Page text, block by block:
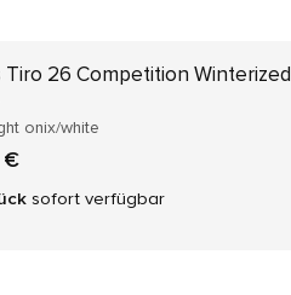
Tiro 26 Competition Winterized
onix/white
€
sofort verfügbar